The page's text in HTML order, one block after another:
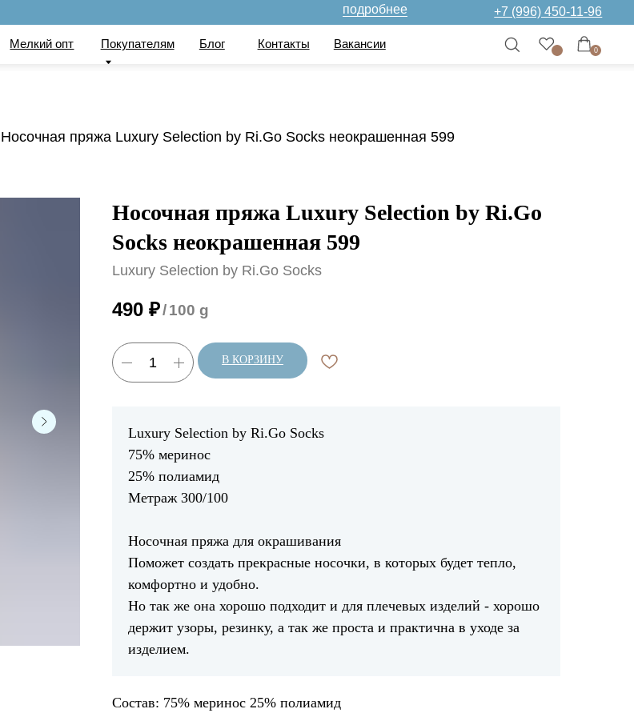
Покупателям Блог Контакты Вакансии
+7 (996) 450-11-96
Носочная пряжа Luxury Selection by Ri.Go Socks неокрашенная 599
Носочная пряжа Luxury Selection by Ri.Go
Socks неокрашенная 599
Luxury Selection by Ri.Go Socks
490 ₽/100 g
В КОРЗИНУ
Luxury Selection by Ri.Go Socks
75% меринос
25% полиамид
Метраж 300/100
Носочная пряжа для окрашивания
Поможет создать прекрасные носочки, в которых будет тепло,
комфортно и удобно.
Но так же она хорошо подходит и для плечевых изделий - хорошо
держит узоры, резинку, а так же проста и практична в уходе за
изделием.
Состав: 75% меринос 25% полиамид